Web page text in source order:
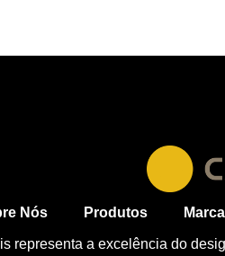
Nós Produtos
representa a excelência do